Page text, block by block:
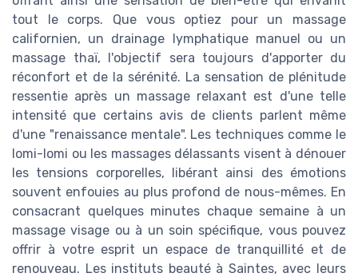
tout le corps. Que vous optiez pour un massage
californien, un drainage lymphatique manuel ou un
massage thaï, l'objectif sera toujours d'apporter du
réconfort et de la sérénité. La sensation de plénitude
ressentie après un massage relaxant est d'une telle
intensité que certains avis de clients parlent même
d'une "renaissance mentale". Les techniques comme le
lomi-lomi ou les massages délassants visent à dénouer
les tensions corporelles, libérant ainsi des émotions
souvent enfouies au plus profond de nous-mêmes. En
consacrant quelques minutes chaque semaine à un
massage visage ou à un soin spécifique, vous pouvez
offrir à votre esprit un espace de tranquillité et de
renouveau. Les instituts beauté à Saintes, avec leurs